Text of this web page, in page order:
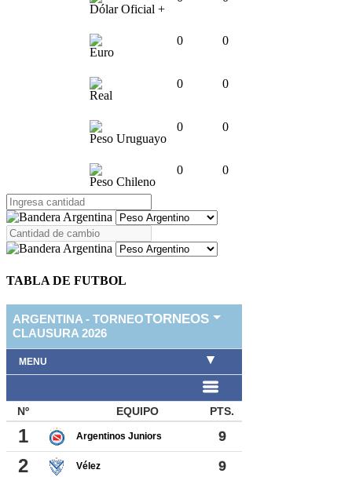
Dólar Oficial +
Euro
0 0
Real
0 0
Peso Uruguayo
0 0
Peso Chileno
0 0
TABLA DE FUTBOL